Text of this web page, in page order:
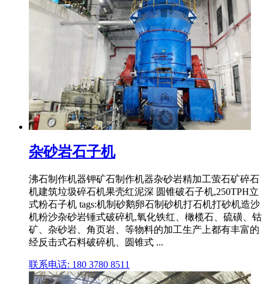
杂砂岩石子机
沸石制作机器钾矿石制作机器杂砂岩精加工萤石矿碎石
机建筑垃圾碎石机果壳红泥深 圆锥破石子机,250TPH立
式粉石子机 tags:机制砂鹅卵石制砂机打石机打砂机造沙
机粉沙杂砂岩锤式破碎机,氧化铁红、橄榄石、硫磺、钴
矿、杂砂岩、角页岩、等物料的加工生产上都有丰富的
经反击式石料破碎机、圆锥式 ...
联系电话: 180 3780 8511